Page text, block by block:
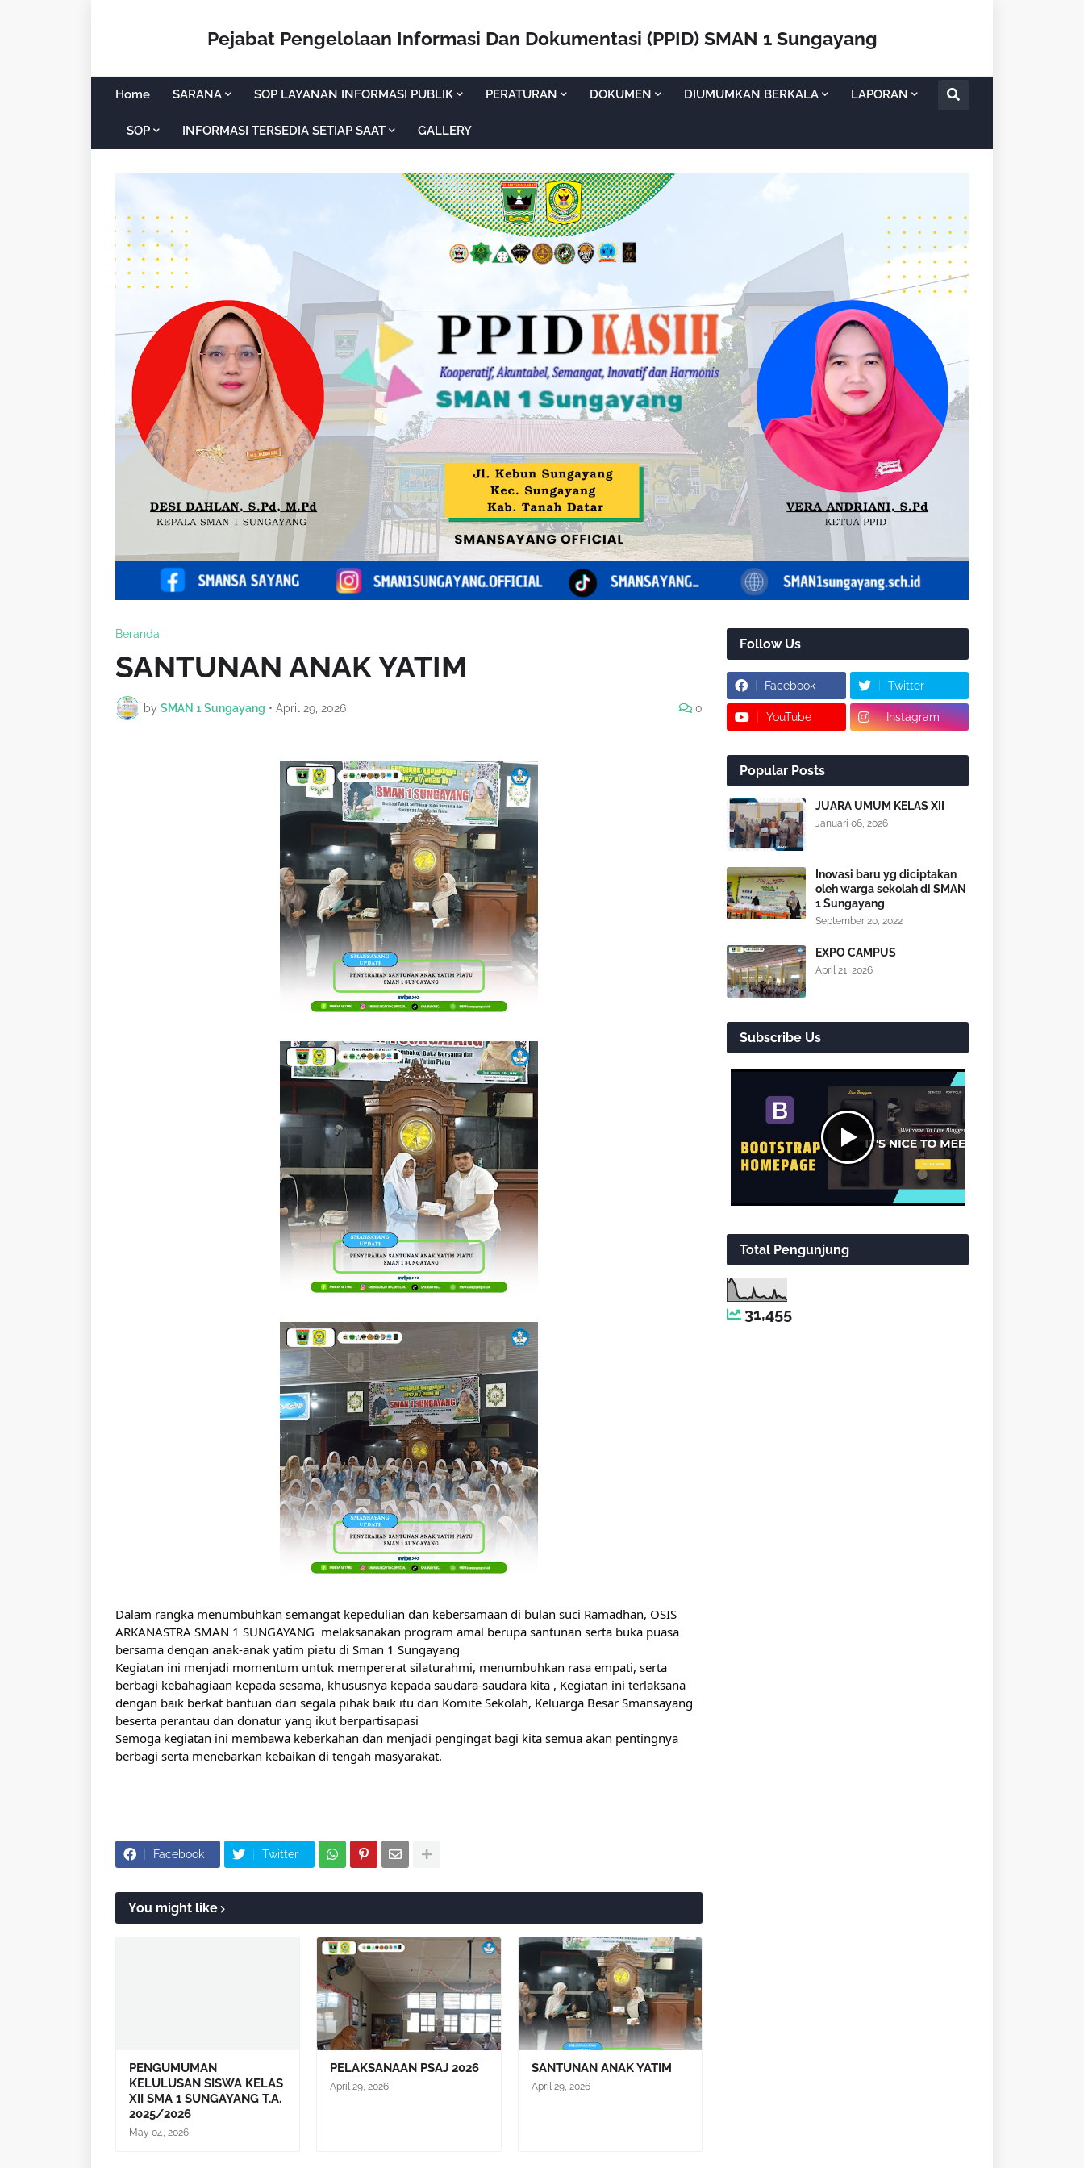
Pejabat Pengelolaan Informasi Dan Dokumentasi (PPID) SMAN 1 Sungayang
Home SARANA SOP LAYANAN INFORMASI PUBLIK PERATURAN DOKUMEN DIUMUMKAN BERKALA LAPORAN
SOP INFORMASI TERSEDIA SETIAP SAAT GALLERY
Beranda
SANTUNAN ANAK YATIM
by SMAN 1 Sungayang • April 29, 2026 0
Dalam rangka menumbuhkan semangat kepedulian dan kebersamaan di bulan suci Ramadhan, OSIS
ARKANASTRA SMAN 1 SUNGAYANG  melaksanakan program amal berupa santunan serta buka puasa
bersama dengan anak-anak yatim piatu di Sman 1 Sungayang
Kegiatan ini menjadi momentum untuk mempererat silaturahmi, menumbuhkan rasa empati, serta
berbagi kebahagiaan kepada sesama, khususnya kepada saudara-saudara kita , Kegiatan ini terlaksana
dengan baik berkat bantuan dari segala pihak baik itu dari Komite Sekolah, Keluarga Besar Smansayang
beserta perantau dan donatur yang ikut berpartisapasi
Semoga kegiatan ini membawa keberkahan dan menjadi pengingat bagi kita semua akan pentingnya
berbagi serta menebarkan kebaikan di tengah masyarakat.
Facebook Twitter
You might like
PENGUMUMAN
KELULUSAN SISWA KELAS
XII SMA 1 SUNGAYANG T.A.
2025/2026
May 04, 2026
PELAKSANAAN PSAJ 2026
April 29, 2026
SANTUNAN ANAK YATIM
April 29, 2026
Follow Us
Facebook Twitter
YouTube Instagram
Popular Posts
JUARA UMUM KELAS XII
Januari 06, 2026
Inovasi baru yg diciptakan
oleh warga sekolah di SMAN
1 Sungayang
September 20, 2022
EXPO CAMPUS
April 21, 2026
Subscribe Us
Total Pengunjung
31,455